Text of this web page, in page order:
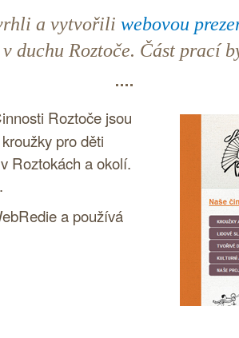
a vytvořili webovou
Roztoče. Část prací
Roztoče jsou
pro děti
Roztokách a okolí.
a používá